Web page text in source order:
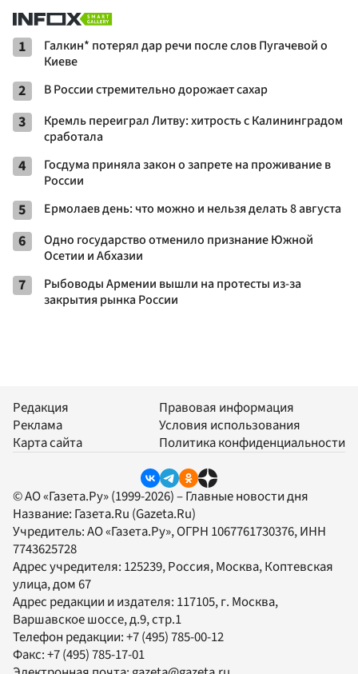
1
Галкин* потерял дар речи после слов Пугачевой о
Киеве
2 В России стремительно дорожает сахар
3
Кремль переиграл Литву: хитрость с Калининградом
сработала
4
Госдума приняла закон о запрете на проживание в
России
5 Ермолаев день: что можно и нельзя делать 8 августа
6
Одно государство отменило признание Южной
Осетии и Абхазии
7
Рыбоводы Армении вышли на протесты из-за
закрытия рынка России
Редакция
Реклама
Карта сайта
Правовая информация
Условия использования
Политика конфиденциальности
© АО «Газета.Ру» (1999-2026) – Главные новости дня
Название: Газета.Ru (Gazeta.Ru)
Учредитель:АО «Газета.Ру», ОГРН 1067761730376, ИНН
7743625728
Адрес учредителя: 125239, Россия, Москва, Коптевская
улица, дом 67
Адрес редакции и издателя: 117105, г. Москва,
Варшавское шоссе, д.9, стр.1
Телефон редакции:+7 (495) 785-00-12
Факс:+7 (495) 785-17-01